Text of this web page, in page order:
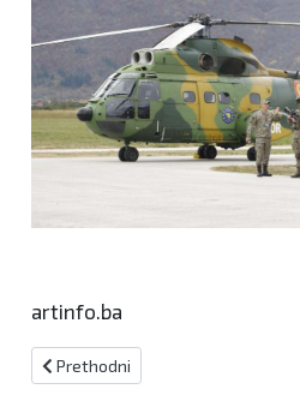
artinfo.ba
Prethodni članak: Sjednica Doma
Prethodni